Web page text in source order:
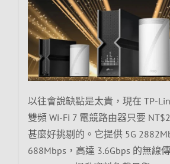
以往會說缺點是太貴，現在 TP-
雙頻 Wi-Fi 7 電競路由器只要
甚麼好挑剔的。它提供 5G
688Mbps，高達 3.6Gbps 的無線